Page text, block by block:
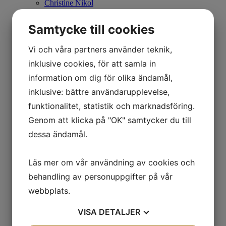
Christine Nikol
K G Nilson
Eva Olofsson
Ulla Ohlson
Emil Olsson
Johan Palmborg
Sirje Papp
Johan Patricny
Mikael Persbrandt
Stefan MÅS Persson
Puppet Daniel Blomqvist
Madeleine Pyk
Paul Quant
Arthur Ragnarsson
Carl Fredrik Reuterswärd
Lisa Rinnevuo
Orion Righard
Roger Risberg
James Rizzi
Anna Rosenbäck
Samtycke till cookies
Vi och våra partners använder teknik,
inklusive cookies, för att samla in
information om dig för olika ändamål,
inklusive: bättre användarupplevelse,
funktionalitet, statistik och marknadsföring.
Genom att klicka på "OK" samtycker du till
dessa ändamål.
Läs mer om vår användning av cookies och
behandling av personuppgifter på vår
webbplats.
VISA DETALJER